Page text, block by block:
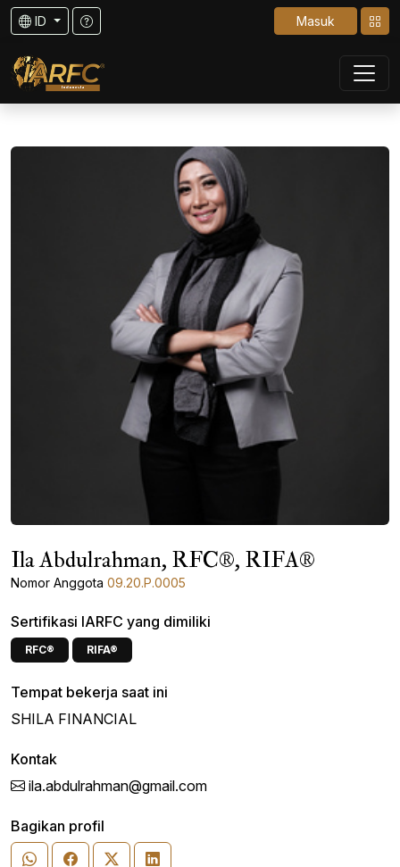
ID Masuk
Ila Abdulrahman, RFC®, RIFA®
Nomor Anggota 09.20.P.0005
Sertifikasi IARFC yang dimiliki
RFC® RIFA®
Tempat bekerja saat ini
SHILA FINANCIAL
Kontak
ila.abdulrahman@gmail.com
Bagikan profil